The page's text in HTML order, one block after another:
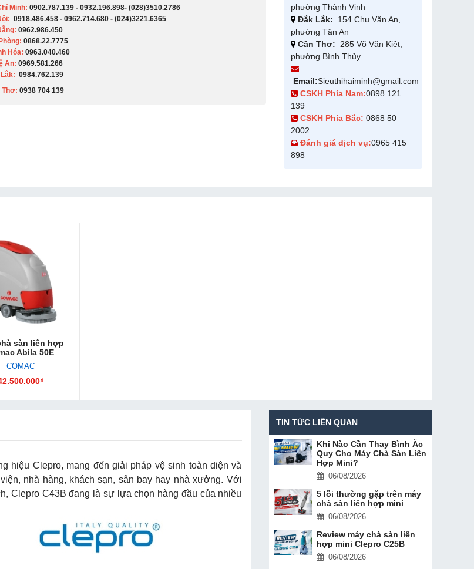
Minh:0902.787.139 -0932.196.898-(028)3510.2786
0918.486.458 -0962.714.680 -(024)3221.6365
0962.986.450
0868.22.7775
Hóa:0963.040.460
An:0969.581.266
0984.762.139
Thơ:0938 704 139​
phường Thành Vinh
Đắk Lắk: 154 Chu Văn An,
phường Tân An
Cần Thơ: 285 Võ Văn Kiệt,
phường Bình Thủy
Email:Sieuthihaiminh@gmail.com
CSKH Phía Nam:0898 121
139
CSKH Phía Bắc: 0868 50
2002
Đánh giá dịch vụ:0965 415
898
sàn liên hợp
Abila 50E
COMAC
hiệu Clepro, mang đến giải pháp vệ sinh toàn diện và
nhà hàng, khách sạn, sân bay hay nhà xưởng. Với
Clepro C43B đang là sự lựa chọn hàng đầu của nhiều
TIN TỨC LIÊN QUAN
Khi Nào Cần Thay Bình Ắc
Quy Cho Máy Chà Sàn Liên
Hợp Mini?
06/08/2026
5 lỗi thường gặp trên máy
chà sàn liên hợp mini
06/08/2026
Review máy chà sàn liên
hợp mini Clepro C25B
06/08/2026